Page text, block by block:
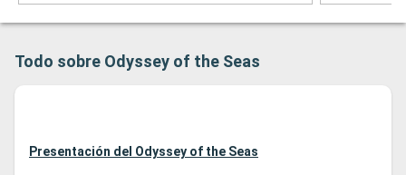
Todo sobre Odyssey of the Seas
Presentación del Odyssey of the Seas